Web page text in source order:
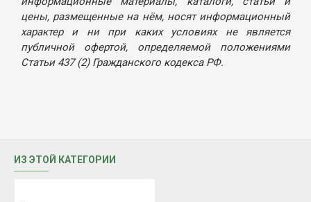
цены, размещенные на нём, носят информационный
характер и ни при каких условиях не является
публичной офертой, определяемой положениями
Статьи 437 (2) Гражданского кодекса РФ.
ИЗ ЭТОЙ КАТЕГОРИИ